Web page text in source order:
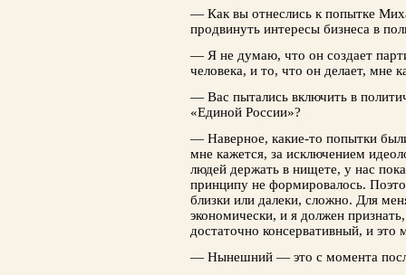
— Как вы отнеслись к попытке
продвинуть интересы бизнеса в
— Я не думаю, что он создает
человека, и то, что он делает, мне
— Вас пытались включить в
«Единой России»?
— Наверное, какие-то попытки
мне кажется, за исключением
людей держать в нищете, у нас
принципу не формировалось.
близки или далеки, сложно. Для
экономически, и я должен
достаточно консервативный, и это
— Нынешний — это с момента